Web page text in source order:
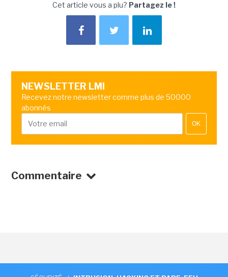
Cet article vous a plu? Partagez le !
NEWSLETTER LMI
Recevez notre newsletter comme plus de 50000
abonnés
OK
Commentaire